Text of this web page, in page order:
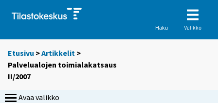
Haku Valikko
Etusivu >Artikkelit >
Palvelualojen toimialakatsaus
II/2007
Avaa valikko